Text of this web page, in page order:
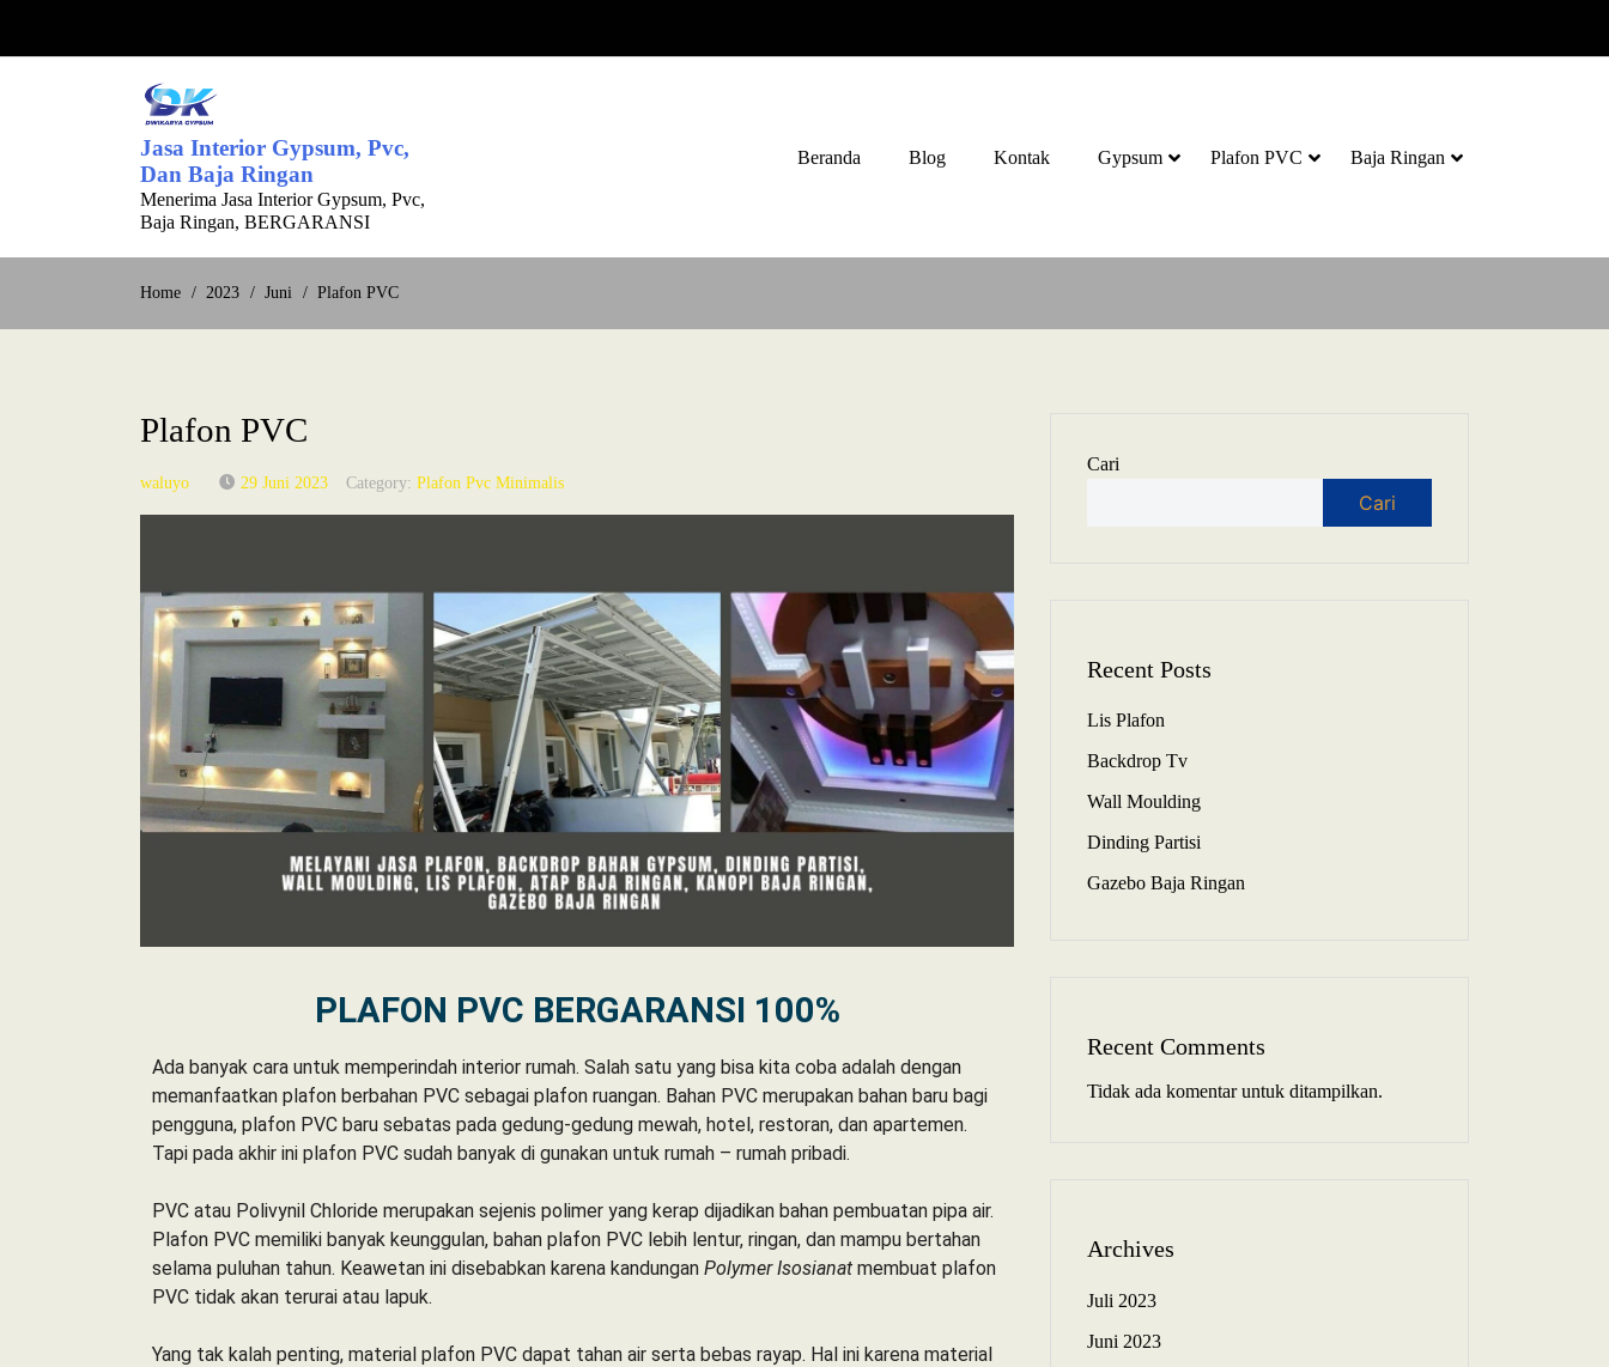
Jasa Interior Gypsum, Pvc,
Dan Baja Ringan
Menerima Jasa Interior Gypsum, Pvc,
Baja Ringan, BERGARANSI
Beranda Blog Kontak Gypsum Plafon PVC Baja Ringan
Home 2023 Juni Plafon PVC
Plafon PVC
waluyo 29 Juni 2023 Category: Plafon Pvc Minimalis
PLAFON PVC BERGARANSI 100%
Ada banyak cara untuk memperindah interior rumah. Salah satu yang bisa kita coba adalah dengan
memanfaatkan plafon berbahan PVC sebagai plafon ruangan. Bahan PVC merupakan bahan baru bagi
pengguna, plafon PVC baru sebatas pada gedung-gedung mewah, hotel, restoran, dan apartemen.
Tapi pada akhir ini plafon PVC sudah banyak di gunakan untuk rumah – rumah pribadi.
PVC atau Polivynil Chloride merupakan sejenis polimer yang kerap dijadikan bahan pembuatan pipa air.
Plafon PVC memiliki banyak keunggulan, bahan plafon PVC lebih lentur, ringan, dan mampu bertahan
selama puluhan tahun. Keawetan ini disebabkan karena kandungan Polymer Isosianat membuat plafon
PVC tidak akan terurai atau lapuk.
Yang tak kalah penting, material plafon PVC dapat tahan air serta bebas rayap. Hal ini karena material
Cari
Cari
Recent Posts
Lis Plafon
Backdrop Tv
Wall Moulding
Dinding Partisi
Gazebo Baja Ringan
Recent Comments
Tidak ada komentar untuk ditampilkan.
Archives
Juli 2023
Juni 2023